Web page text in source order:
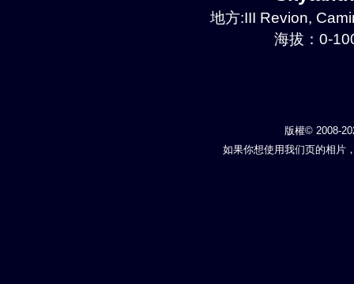
地方:III Revion,
海拔：0-
版權© 2008-
如果你想使用我们页的相片